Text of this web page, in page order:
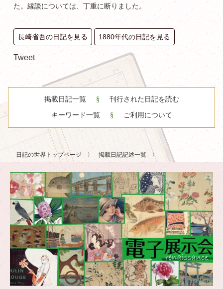
た。縁談については、丁重に断りました。
長崎省吾の日記を見る 1880年代の日記を見る
Tweet
掲載日記一覧 刊行された日記を読む
キーワード一覧 ご利用について
日記の世界トップページ 掲載日記記述一覧